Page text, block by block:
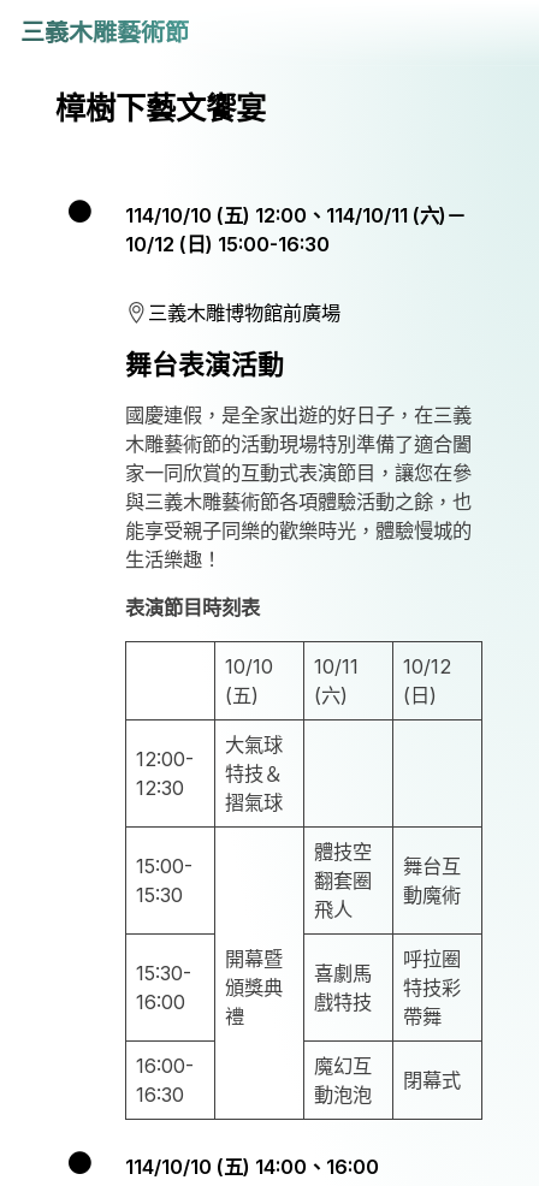
三義木雕藝術節
樟樹下藝文饗宴
114/10/10 (五) 12:00、114/10/11 (六)－
10/12 (日) 15:00-16:30
三義木雕博物館前廣場
舞台表演活動
國慶連假，是全家出遊的好日子，在三義
木雕藝術節的活動現場特別準備了適合闔
家一同欣賞的互動式表演節目，讓您在參
與三義木雕藝術節各項體驗活動之餘，也
能享受親子同樂的歡樂時光，體驗慢城的
生活樂趣！
表演節目時刻表
10/10
(五)
10/11
(六)
10/12
(日)
12:00-
12:30
大氣球
特技＆
摺氣球
15:00-
15:30
開幕暨
頒獎典
禮
體技空
翻套圈
飛人
舞台互
動魔術
15:30-
16:00
喜劇馬
戲特技
呼拉圈
特技彩
帶舞
16:00-
16:30
魔幻互
動泡泡
閉幕式
114/10/10 (五) 14:00、16:00